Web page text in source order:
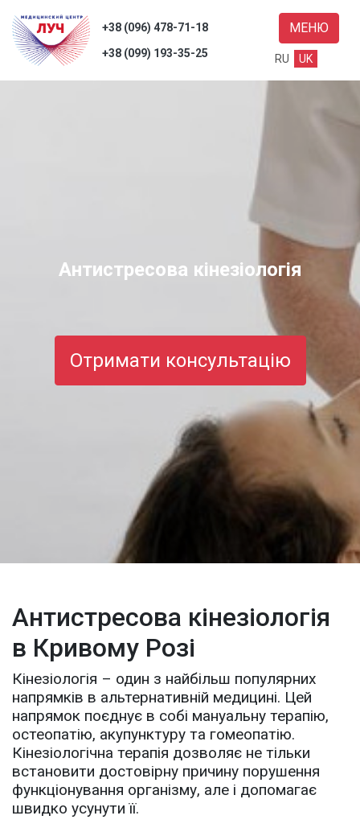
+38 (096) 478-71-18
+38 (099) 193-35-25
МЕНЮ
RU UK
Пошук
Антистресова кінезіологія
Отримати консультацію
Антистресова кінезіологія
в Кривому Розі
Кінезіологія – один з найбільш популярних
напрямків в альтернативній медицині. Цей
напрямок поєднує в собі мануальну терапію,
остеопатію, акупунктуру та гомеопатію.
Кінезіологічна терапія дозволяє не тільки
встановити достовірну причину порушення
функціонування організму, але і допомагає
швидко усунути її.